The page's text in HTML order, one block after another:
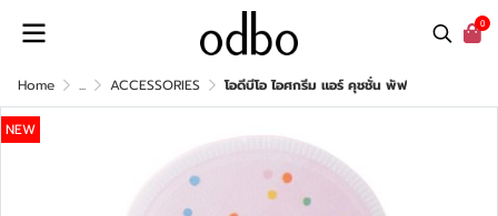
0
Home ... ACCESSORIES โอดีบีโอ ไอศกรีม แอร์ คุชชั่น พัฟ
NEW